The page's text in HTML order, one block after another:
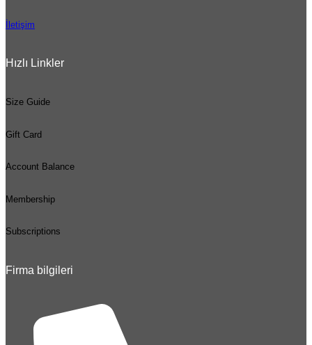
İletişim
Hızlı Linkler
Size Guide
Gift Card
Account Balance
Membership
Subscriptions
Firma bilgileri